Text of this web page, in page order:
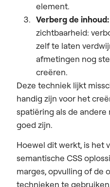
element.
Verberg de inhoud:
zichtbaarheid:
zelf te laten
afmetingen nog
creëren.
Deze techniek lijkt
handig zijn voor het
spatiëring als de
goed zijn.
Hoewel dit werkt, is het
semantische CSS
marges, opvulling of de
technieken te